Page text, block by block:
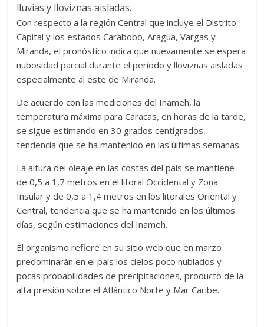
lluvias y lloviznas aisladas.
Con respecto a la región Central que incluye el Distrito
Capital y los estados Carabobo, Aragua, Vargas y
Miranda, el pronóstico indica que nuevamente se espera
nubosidad parcial durante el período y lloviznas aisladas
especialmente al este de Miranda.
De acuerdo con las mediciones del Inameh, la
temperatura máxima para Caracas, en horas de la tarde,
se sigue estimando en 30 grados centígrados,
tendencia que se ha mantenido en las últimas semanas.
La altura del oleaje en las costas del país se mantiene
de 0,5 a 1,7 metros en el litoral Occidental y Zona
Insular y de 0,5 a 1,4 metros en los litorales Oriental y
Central, tendencia que se ha mantenido en los últimos
días, según estimaciones del Inameh.
El organismo refiere en su sitio web que en marzo
predominarán en el país los cielos poco nublados y
pocas probabilidades de precipitaciones, producto de la
alta presión sobre el Atlántico Norte y Mar Caribe.